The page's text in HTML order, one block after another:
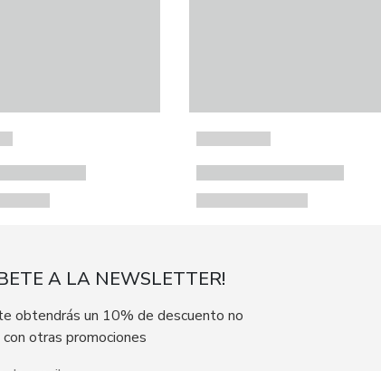
A LA NEWSLETTER!
obtendrás un 10% de descuento no
otras promociones